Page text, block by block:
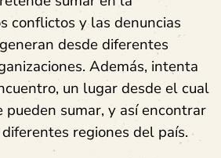
conflictos y las denuncias
desde diferentes
Además, intenta
un lugar desde el cual
pueden sumar, y así encontrar
regiones del país.